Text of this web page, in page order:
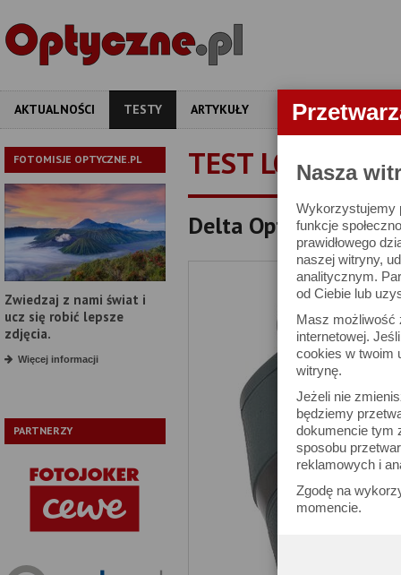
Nasza
Wykorzystujemy
funkcje
prawidłowego
naszej witryny,
analitycznym.
od Ciebie lub
Masz możliwość
internetowej.
cookies w twoim
witrynę.
Jeżeli nie
będziemy
dokumencie tym
sposobu
reklamowych i
Zgodę na
momencie.
AKTUALNOŚCI TESTY ARTYKUŁY APARATY
FOTOMISJE OPTYCZNE.PL
Zwiedzaj z nami świat i
ucz się robić lepsze
zdjęcia.
Więcej informacji
PARTNERZY
TEST LORNETKI
Delta Optical